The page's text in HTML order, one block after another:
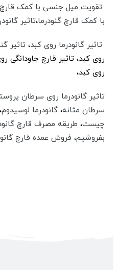
تقویت میل جنسی با کمک قارچ
با کمک قارچ گنودرما،‌تاثیر
تاثیر گانودرما روی کبد،‌ تاثیر
روی کبد،‌ تاثیر قارچ جاودانگی
روی کبد،
تاثیر گانودرما روی سرطان
سرطان مثانه، گانودرما لوسیدوم،
چیست،‌طریقه مصرف قارچ
بفروشیم، فروش عمده قارچ